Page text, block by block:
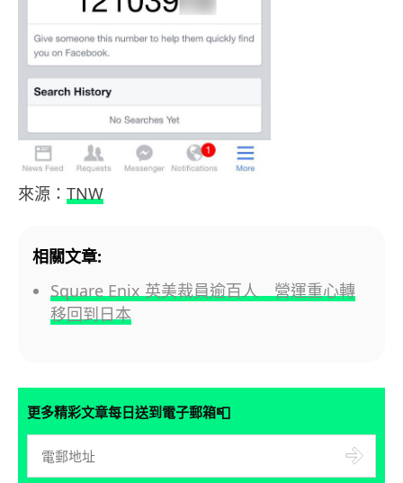
來源： TNW
相關文章:
Square Enix 英美裁員逾百人 營運重心轉
移回到日本
更多精彩文章每日送到電子郵箱📮